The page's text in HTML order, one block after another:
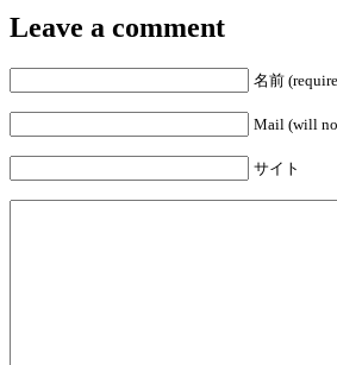
Leave a comment
名前
Mail (will
サイト